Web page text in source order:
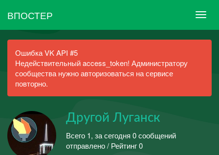
ВПОСТЕР
Ошибка VK API #5
Недействительный access_token! Администратору
сообщества нужно авторизоваться на сервисе
повторно.
Другой Луганск
Всего 1, за сегодня 0 сообщений
отправлено / Рейтинг 0